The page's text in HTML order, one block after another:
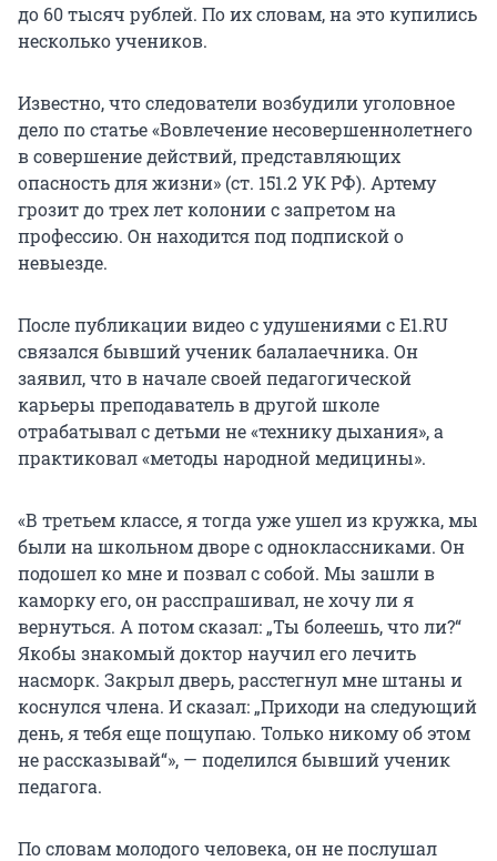
до 60 тысяч рублей. По их словам, на это купились
несколько учеников.
Известно, что следователи возбудили уголовное
дело по статье «Вовлечение несовершеннолетнего
в совершение действий, представляющих
опасность для жизни» (ст. 151.2УК РФ). Артему
грозит до трех лет колонии с запретом на
профессию. Он находится под подпиской о
невыезде.
После публикации видео с удушениями с E1.RU
связался бывший ученик балалаечника. Он
заявил, что в начале своей педагогической
карьеры преподаватель в другой школе
отрабатывал с детьми не «технику дыхания», а
практиковал «методы народной медицины».
«В третьем классе, я тогда уже ушел из кружка, мы
были на школьном дворе с одноклассниками. Он
подошел ко мне и позвал с собой. Мы зашли в
каморку его, он расспрашивал, не хочу ли я
вернуться. А потом сказал: „Ты болеешь, что ли?“
Якобы знакомый доктор научил его лечить
насморк. Закрыл дверь, расстегнул мне штаны и
коснулся члена. И сказал: „Приходи на следующий
день, я тебя еще пощупаю. Только никому об этом
не рассказывай“», — поделился бывший ученик
педагога.
По словам молодого человека, он не послушал